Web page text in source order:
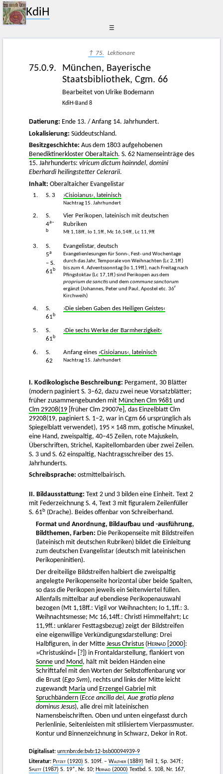
KdiH
☰
↑ 75. Lektionare
75.0.9.
München, Bayerische
Staatsbibliothek, Cgm. 66
Bearbeitet von Ulrike Bodemann
KdiH-Band 8
Datierung: Ende 13. / Anfang 14. Jahrhundert.
Lokalisierung: Süddeutschland.
Besitzgeschichte: Aus dem 1803 aufgehobenen
Benediktinerkloster Oberaltaich. S. 62 Namenseinträge des
15. Jahrhunderts: vlricum dictum hainndel, domini
Eberhardi heilingstetter Celerarii.
Inhalt: Oberaltaicher Evangelistar
1. S. 3 ›Cisioianus‹, lateinisch
Nachtrag 15. Jahrhundert
2.
S.
4a–
b
Vier Perikopen, lateinisch mit deutschen
Rubriken
Mt 1,18ff., Io 1,1ff., Mc 16,14ff., Lc 11,9ff.
3.
S.
5a
– S.
61b
Evangelistar, deutsch
Evangelienlesungen für Sonn-, Fest- und Wochentage
durch das Jahr, Temporale von Weihnachten (Lc 2,1ff.)
bis zum 4. Adventssonntag (Io 1,19ff.), nach Freitag nach
Pfingstoktav (Lc 17,1ff.) sind Perikopen aus dem
proprium de sanctisund dem commune sanctorum
ergänzt (Johannes, Peter und Paul, Apostel etc. 36r
Kirchweih)
4.
S.
61b
›Die sieben Gaben des Heiligen Geistes‹
5.
S.
61b
›Die sechs Werke der Barmherzigkeit‹
6.
S.
62
Anfang eines ›Cisioianus‹, lateinisch
Nachtrag 15. Jahrhundert
I. Kodikologische Beschreibung: Pergament, 30 Blätter
(modern paginiert S. 3–62, dazu zwei neue Vorsatzblätter;
früher zusammengebunden mit München Clm 9681 und
Clm 29208(19 [früher Clm 29007e], das Einzelblatt Clm
29208(19, paginiert S. 1–2, war in Cgm 66 ursprünglich als
Spiegelblatt verwendet), 195 × 148 mm, gotische Minuskel,
eine Hand, zweispaltig, 40–45 Zeilen, rote Majuskeln,
Überschriften, Strichel, Kapitellombarden über zwei Zeilen.
S. 3 und S. 62 einspaltig, Nachtragsschreiber des 15.
Jahrhunderts.
Schreibsprache: ostmittelbairisch.
II. Bildausstattung: Text 2 und 3 bilden eine Einheit. Text 2
mit Federzeichnung S. 4, Text 3 mit figuralem Zeilenfüller
S. 61b (Drache). Beides offenbar von Schreiberhand.
Format und Anordnung, Bildaufbau und -ausführung,
Bildthemen, Farben: Die Perikopenseite mit Bildstreifen
(lateinisch mit deutschen Rubriken) bildet die Einleitung
zum deutschen Evangelistar (deutsch mit lateinischen
Perikopeninitien).
Der dreiteilige Bildstreifen halbiert die zweispaltig
angelegte Perikopenseite horizontal über beide Spalten,
so dass die Perikopen jeweils ein Seitenviertel füllen.
Allenfalls mittelbar auf ebendiese Perikopenauswahl
bezogen (Mt 1,18ff.: Vigil vor Weihnachten; Io 1,1ff.: 3.
Weihnachtsmesse; Mc 16,14ff.: Christi Himmelfahrt; Lc
11,9ff.: unklarer Festtagsbezug) zeigt der Bildstreifen
eine eigenwillige Verkündigungsdarstellung: Drei
Halbfiguren, in der Mitte Jesus Christus (Hernad [2000] :
»Christuskind« [?]) in Frontaldarstellung, flankiert von
Sonne und Mond, hält mit beiden Händen eine
Schrifttafel mit den Worten der Selbstoffenbarung vor
die Brust (Ego Svm), rechts und links der Mitte leicht
zugewandt Maria und Erzengel Gabriel mit
Spruchbändern (Ecce ancilla dei,Aue gratia plena
dominus Jesus), alle drei mit lateinischen
Namensbeischriften. Oben und unten eingefasst durch
Perlenlinie, Seitenleisten mit stilisiertem Vierpassmuster.
Kontur und Binnenzeichnung in Schwarz, Dekor in Rot.
Digitalisat: urn:nbn:de:bvb:12-bsb00094939-9
Literatur: Petzet (1920) S. 109f. – Walther (1889) Teil 1, Sp. 347f.;
Splett (1987) S. 19*, Nr. 10; Hernad (2000) Textbd. S. 108, Nr. 167,